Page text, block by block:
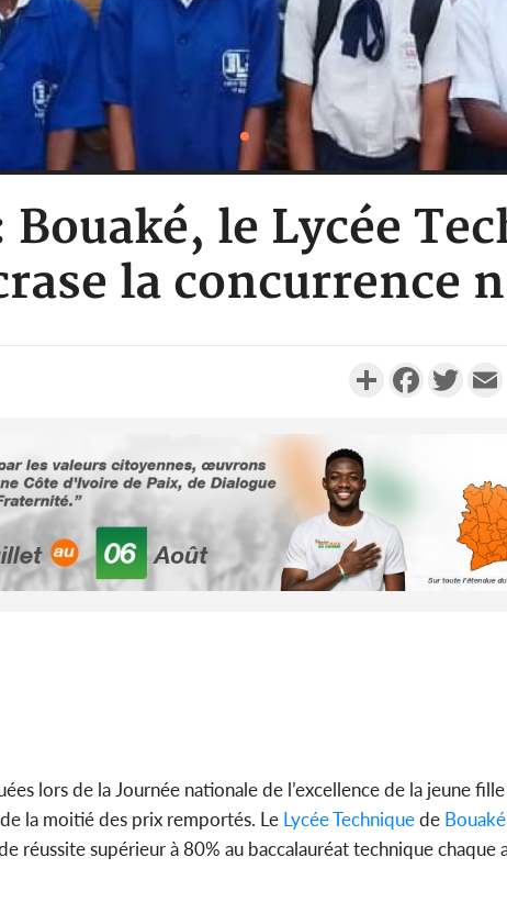
le Lycée
la concurrence
PartagerFacebook
lors de la Journée nationale de l’excellence de la jeune
la moitié des prix remportés. Le Lycée Techniquede Bouaké
réussite supérieur à 80% au baccalauréat technique chaque
SOCIÉTÉ
Côte d'Ivoire : Ouattara
promet des sanctions contre
les déguerpissements i...
POLITIQUE
Côte d'Ivoire : 66è
anniversaire de